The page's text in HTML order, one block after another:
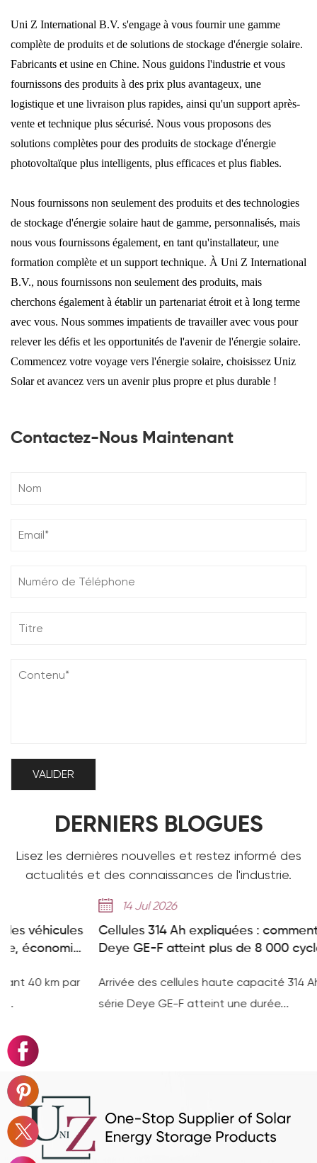
Uni Z International B.V. s'engage à vous fournir une gamme
complète de produits et de solutions de stockage d'énergie solaire.
Fabricants et usine en Chine. Nous guidons l'industrie et vous
fournissons des produits à des prix plus avantageux, une
logistique et une livraison plus rapides, ainsi qu'un support après-
vente et technique plus sécurisé. Nous vous proposons des
solutions complètes pour des produits de stockage d'énergie
photovoltaïque plus intelligents, plus efficaces et plus fiables.
Nous fournissons non seulement des produits et des technologies
de stockage d'énergie solaire haut de gamme, personnalisés, mais
nous vous fournissons également, en tant qu'installateur, une
formation complète et un support technique. À Uni Z International
B.V., nous fournissons non seulement des produits, mais
cherchons également à établir un partenariat étroit et à long terme
avec vous. Nous sommes impatients de travailler avec vous pour
relever les défis et les opportunités de l'avenir de l'énergie solaire.
Commencez votre voyage vers l'énergie solaire, choisissez Uniz
Solar et avancez vers un avenir plus propre et plus durable !
Contactez-Nous Maintenant
DERNIERS BLOGUES
Lisez les dernières nouvelles et restez informé des
actualités et des connaissances de l'industrie.
Cellules 314 Ah expliquées : comment la série
Deye GE-F atteint plus de 8 000 cycles
Arrivée des cellules haute capacité 314 Ah : comment la
série Deye GE-F atteint une durée...